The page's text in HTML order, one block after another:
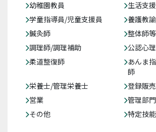
幼稚園教員
生活支
学童指導員/児童支援員
養護教
鍼灸師
整体師等
調理師/調理補助
公認心
柔道整復師
あんま
師
栄養士/管理栄養士
登録販
営業
管理部門
その他
特定技